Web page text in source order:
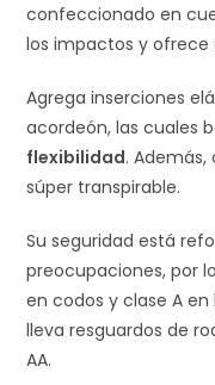
confeccionado en
los impactos y
Agrega inserciones
acordeón, las cuales
flexibilidad.
súper transpirable.
Su seguridad está
preocupaciones, por
en codos y clase A
lleva resguardos de
AA.